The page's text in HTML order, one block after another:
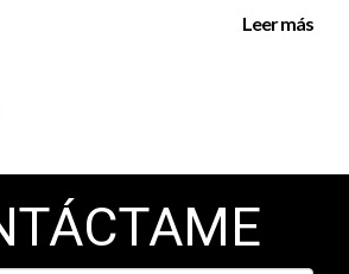
retroalimentación y opiniones sobre tus
Reflexiones
Leer más